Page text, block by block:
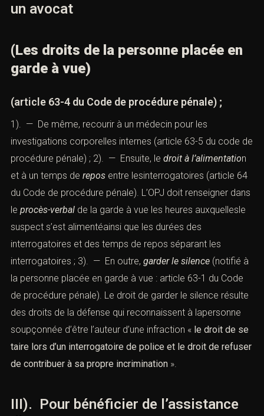
un avocat
(Les droits de la personne placée en
garde à vue)
(article 63-4 du Code de procédure pénale) ;
1). — De même, recourir à un médecin pour les
investigations corporelles internes (article 63-5 du code de
procédure pénale) ; 2). — Ensuite, le droit à l’alimentation
et à un temps de repos entre lesinterrogatoires (article 64
du Code de procédure pénale). L’OPJ doit renseigner dans
le procès-verbal de la garde à vue les heures auxquellesle
suspect s’est alimentéainsi que les durées des
interrogatoires et des temps de repos séparant les
interrogatoires ; 3). — En outre, garder le silence (notifié à
la personne placée en garde à vue : article 63-1 du Code
de procédure pénale). Le droit de garder le silence résulte
des droits de la défense qui reconnaissent à lapersonne
soupçonnée d’être l’auteur d’une infraction « le droit de se
taire lors d’un interrogatoire de police et le droit de refuser
de contribuer à sa propre incrimination ».
III). Pour bénéficier de l’assistance